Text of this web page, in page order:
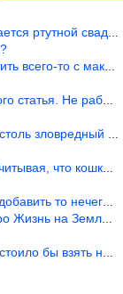
свадьбой, гр
то с максимально р
Не работает эта ф
феминизм?
что кошки 10-1
то нечего…
на Земле. Супруж
на вооружение